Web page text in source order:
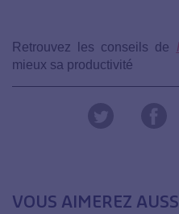
Retrouvez les conseils de
mieux sa productivité
VOUS AIMEREZ